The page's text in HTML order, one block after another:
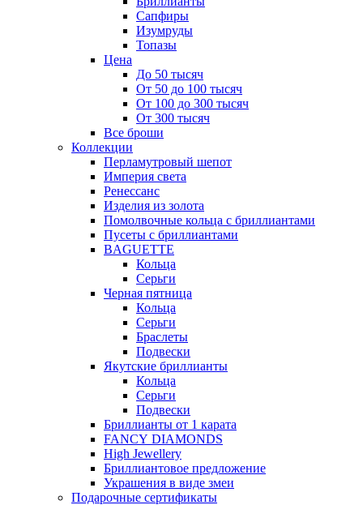
Сапфиры
Изумруды
Топазы
Цена
До 50 тысяч
От 50 до 100 тысяч
От 100 до 300 тысяч
От 300 тысяч
Все броши
Коллекции
Перламутровый шепот
Империя света
Ренессанс
Изделия из золота
Помолвочные кольца с бриллиантами
Пусеты с бриллиантами
BAGUETTE
Кольца
Серьги
Черная пятница
Кольца
Серьги
Браслеты
Подвески
Якутские бриллианты
Кольца
Серьги
Подвески
Бриллианты от 1 карата
FANCY DIAMONDS
High Jewellery
Бриллиантовое предложение
Украшения в виде змеи
Подарочные сертификаты